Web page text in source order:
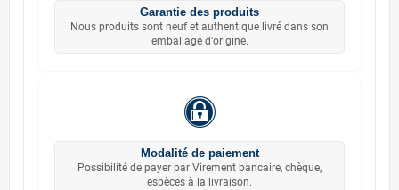
Garantie des produits
Nous produits sont neuf et authentique livré dans son
emballage d'origine.
Modalité de paiement
Possibilité de payer par Virement bancaire, chèque,
espèces à la livraison.